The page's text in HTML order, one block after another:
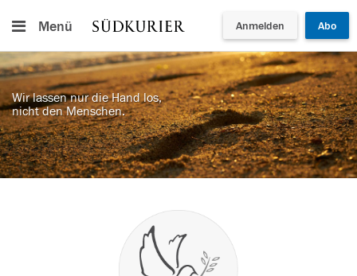
Menü Anmelden Abo
Wir lassen nur die Hand los,
nicht den Menschen.